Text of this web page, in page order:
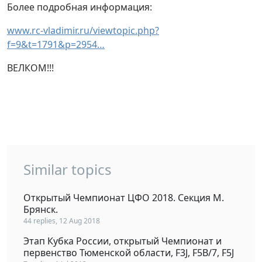
Более подробная информация:
www.rc-vladimir.ru/viewtopic.php?
f=9&t=1791&p=2954…
ВЕЛКОМ!!!
Similar topics
Открытый Чемпионат ЦФО 2018. Секция М.
Брянск.
44 replies, 12 Aug 2018
Этап Кубка России, открытый Чемпионат и
первенство Тюменской области, F3J, F5B/7, F5J